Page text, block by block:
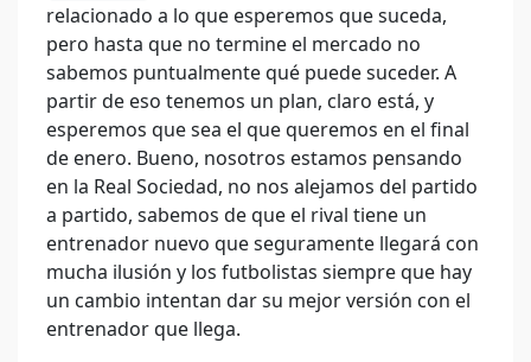
relacionado a lo que esperemos que suceda,
pero hasta que no termine el mercado no
sabemos puntualmente qué puede suceder. A
partir de eso tenemos un plan, claro está, y
esperemos que sea el que queremos en el final
de enero. Bueno, nosotros estamos pensando
en la Real Sociedad, no nos alejamos del partido
a partido, sabemos de que el rival tiene un
entrenador nuevo que seguramente llegará con
mucha ilusión y los futbolistas siempre que hay
un cambio intentan dar su mejor versión con el
entrenador que llega.